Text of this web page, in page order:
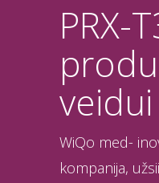
PRX-
WiQo med-
kompanija,